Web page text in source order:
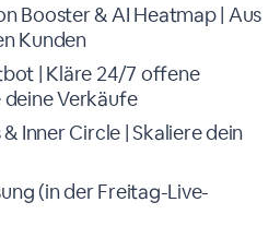
Booster & AI Heatmap | Aus
Kunden
| Kläre 24/7 offene
Verkäufe
Inner Circle | Skaliere dein
(in der Freitag-Live-